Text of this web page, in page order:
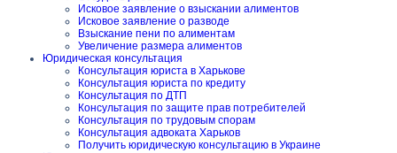
Исковое заявление о взыскании алиментов
Исковое заявление о разводе
Взыскание пени по алиментам
Увеличение размера алиментов
Юридическая консультация
Консультация юриста в Харькове
Консультация юриста по кредиту
Консультация по ДТП
Консультация по защите прав потребителей
Консультация по трудовым спорам
Консультация адвоката Харьков
Получить юридическую консультацию в Украине